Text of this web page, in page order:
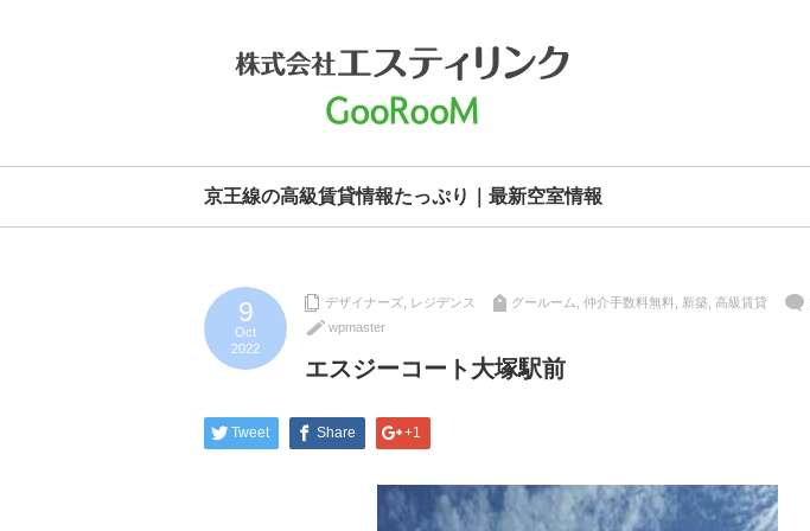
京王線の高級賃貸情報たっぷり｜最新空室情報
9
Oct
2022
デザイナーズ レジデンス グールーム 仲介手数料無料 新築 高級賃貸
wpmaster
エスジーコート大塚駅前
Tweet Share +1